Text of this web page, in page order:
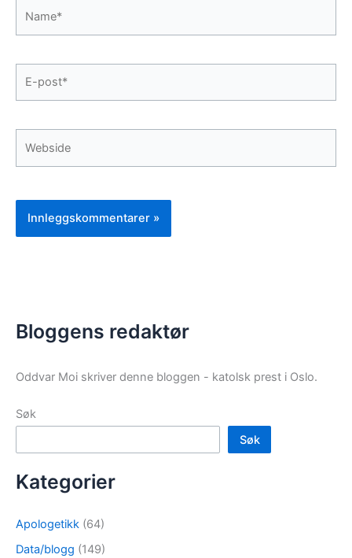
post*
Bloggens redaktør
Oddvar Moi skriver denne bloggen - katolsk prest i Oslo.
Søk
Søk
Kategorier
Apologetikk (64)
Data/blogg (149)